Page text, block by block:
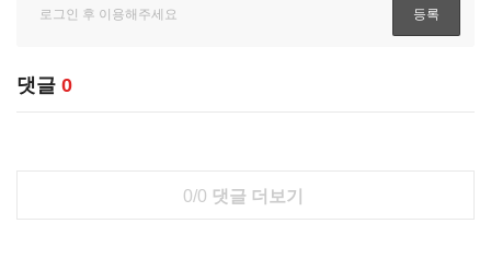
댓글 0
0/0 댓글 더보기